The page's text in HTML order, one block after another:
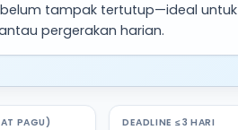
tampak tertutup—ideal untuk
pergerakan harian.
PAGU) DEADLINE ≤ 3 HARI